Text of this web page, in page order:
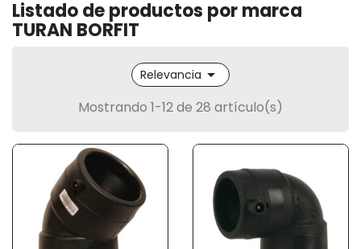
Listado de productos por marca
TURAN BORFIT
Relevancia 
Mostrando 1-12 de 28 artículo(s)